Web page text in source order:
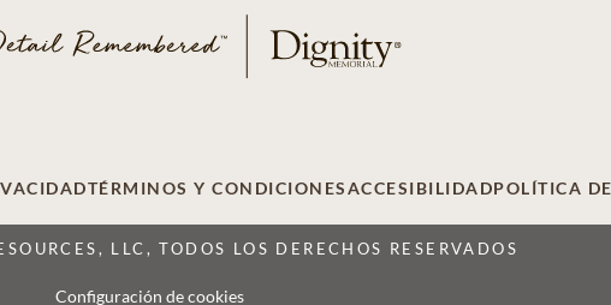
TÉRMINOS Y CONDICIONESACCESIBILIDADPOLÍTICA
LLC, TODOS LOS DERECHOS RESERVADOS
Configuración de cookies